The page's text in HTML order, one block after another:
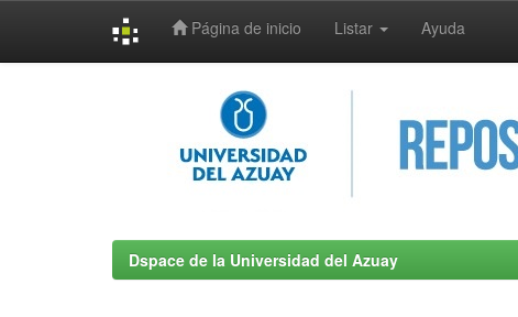
Página de inicio Listar Ayuda
Dspace de la Universidad del Azuay